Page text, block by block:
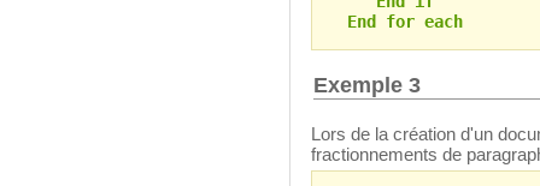
End for each
Exemple 3
Lors de la création d'un
fractionnements de